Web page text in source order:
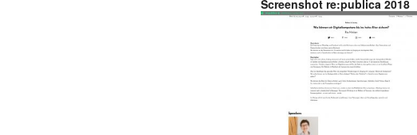
Screenshot re:publica 2018